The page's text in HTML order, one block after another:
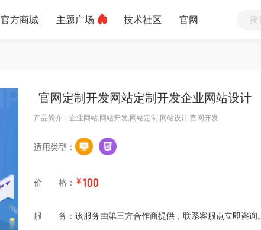
官方商城 主题广场 技术社区 官网
官网定制开发网站定制开发企业网站设计
产品简介：企业网站,网站开发,网站定制,网站设计,官网开发
适用类型：
价 格： ￥100
服 务： 该服务由第三方合作商提供，联系客服点立即咨询。